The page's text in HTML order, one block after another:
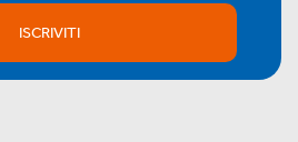
ISCRIVITI